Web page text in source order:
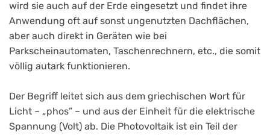
wird sie auch auf der Erde eingesetzt und findet ihre
Anwendung oft auf sonst ungenutzten Dachflächen,
aber auch direkt in Geräten wie bei
Parkscheinautomaten, Taschenrechnern, etc., die somit
völlig autark funktionieren.
Der Begriff leitet sich aus dem griechischen Wort für
Licht – „phos” – und aus der Einheit für die elektrische
Spannung (Volt) ab. Die Photovoltaik ist ein Teil der